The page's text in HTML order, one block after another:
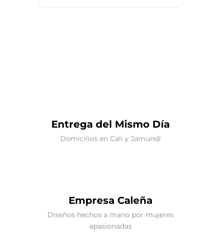
Entrega del Mismo Día
Domicilios en Cali y Jamundí
Empresa Caleña
Diseños hechos a mano por mujeres
apasionadas